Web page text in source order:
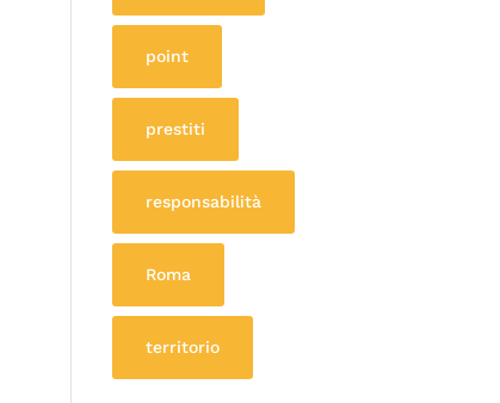
point
prestiti
responsabilità
Roma
territorio